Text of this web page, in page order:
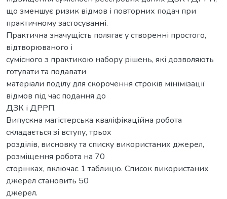
що зменшує ризик відмов і повторних подач при
практичному застосуванні.
Практична значущість полягає у створенні простого,
відтворюваного і
сумісного з практикою набору рішень, які дозволяють
готувати та подавати
матеріали поділу для скорочення строків мінімізації
відмов під час подання до
ДЗК і ДРРП.
Випускна магістерська кваліфікаційна робота
складається зі вступу, трьох
розділів, висновку та списку використаних джерел,
розміщення робота на 70
сторінках, включає 1 таблицю. Список використаних
джерел становить 50
джерел.